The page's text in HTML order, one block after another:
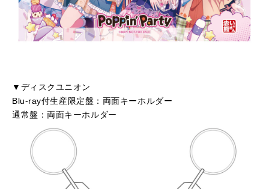
▼ディスクユニオン
Blu-ray付生産限定盤：両面キーホルダー
通常盤：両面キーホルダー